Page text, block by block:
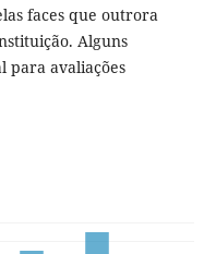
faces que outrora
Alguns
para avaliações